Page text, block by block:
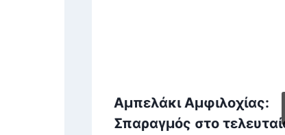
Αμπελάκι Αμφιλοχίας:
Σπαραγμός στο